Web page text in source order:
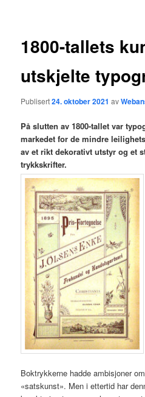
1800-tallets
utskjelte
Publisert24. oktober 2021 av
På slutten av 1800-tallet var
markedet for de mindre
av et rikt dekorativt utstyr og et
trykkskrifter.
Boktrykkerne hadde ambisjoner
«satskunst». Men i ettertid har